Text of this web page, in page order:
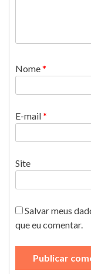
Nome*
E-mail*
Site
Salvar meus
que eu comentar.